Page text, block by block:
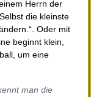
Herrn der
die kleinste
Oder mit
beginnt klein,
um eine
man die